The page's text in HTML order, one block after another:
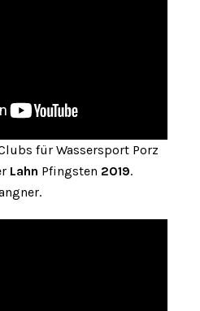
für Wassersport Porz
Lahn Pfingsten 2019.